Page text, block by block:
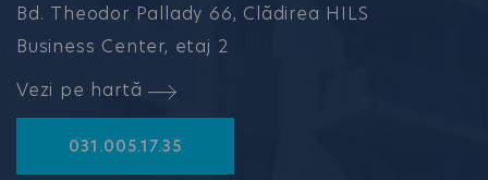
Bd. Theodor Pallady 66, Clădirea HILS
Business Center, etaj 2
Vezi pe hartă
031.005.17.35